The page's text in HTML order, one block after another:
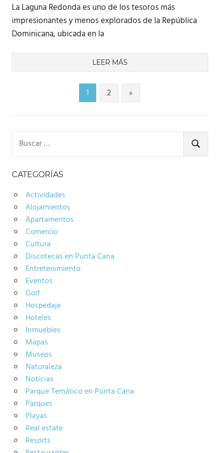
La Laguna Redonda es uno de los tesoros más
impresionantes y menos explorados de la República
Dominicana, ubicada en la
LEER MÁS
de
entradas
1 2
Entradas
siguientes
»
BUSCAR
CATEGORÍAS
Actividades
Alojamientos
Apartamentos
Comercio
Cultura
Discotecas en Punta Cana
Entretenimiento
Eventos
Golf
Hospedaje
Hoteles
Inmuebles
Mapas
Museos
Naturaleza
Noticias
Parque Temático en Punta Cana
Parques
Playas
Real estate
Resorts